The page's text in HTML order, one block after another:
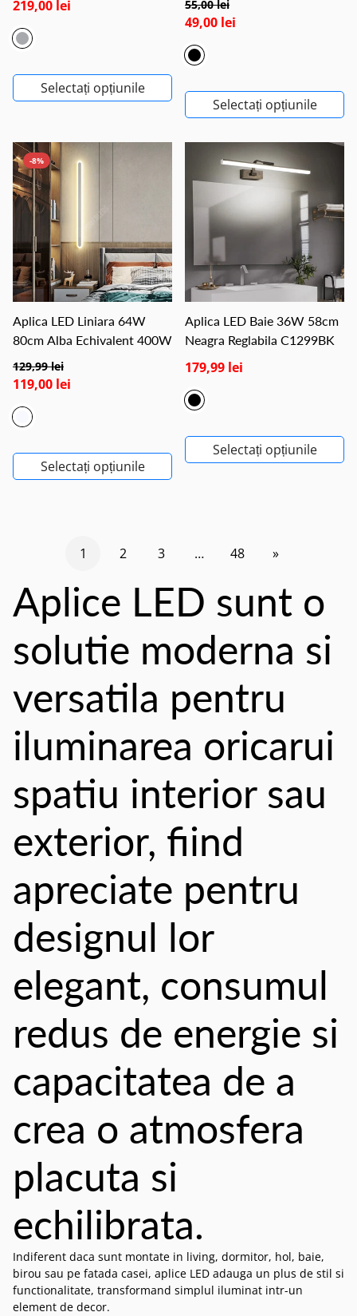
219,00 lei
Selectați opțiunile
55,00 lei
49,00 lei
Selectați opțiunile
-8%
Aplica LED Liniara 64W
80cm Alba Echivalent 400W
129,99 lei
119,00 lei
Selectați opțiunile
Aplica LED Baie 36W 58cm
Neagra Reglabila C1299BK
179,99 lei
Selectați opțiunile
1 2 3 … 48 »
Aplice LED sunt o
solutie moderna si
versatila pentru
iluminarea oricarui
spatiu interior sau
exterior, fiind
apreciate pentru
designul lor
elegant, consumul
redus de energie si
capacitatea de a
crea o atmosfera
placuta si
echilibrata.
Indiferent daca sunt montate in living, dormitor, hol, baie,
birou sau pe fatada casei, aplice LED adauga un plus de stil si
functionalitate, transformand simplul iluminat intr-un
element de decor.